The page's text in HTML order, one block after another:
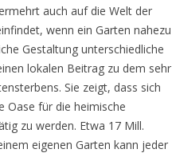
auch auf die Welt der
wenn ein Garten nahezu
Gestaltung unterschiedliche
lokalen Beitrag zu dem sehr
Sie zeigt, dass sich
Oase für die heimische
zu werden. Etwa 17 Mill.
eigenen Garten kann jeder